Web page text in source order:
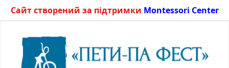
Сайт створений за підтримки Montessori Center